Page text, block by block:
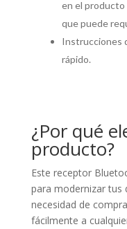
en el producto
que puede
Instrucciones
rápido.
¿Por qué
producto?
Este receptor
para modernizar tus
necesidad de
fácilmente a